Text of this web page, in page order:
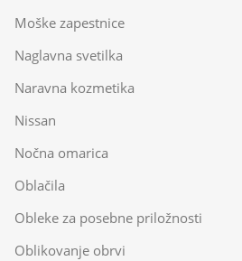
Moške zapestnice
Naglavna svetilka
Naravna kozmetika
Nissan
Nočna omarica
Oblačila
Obleke za posebne priložnosti
Oblikovanje obrvi